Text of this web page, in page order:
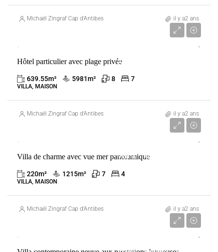
Michaël Zingraf Cap d’Antibes il y a2 ans
VENTE
Hôtel particulier avec plage privée
639.55m² 5981m² 8 7
VILLA, MAISON
Michaël Zingraf Cap d’Antibes il y a2 ans
VENTE ANTIBES
Villa de charme avec vue mer panoramique
220m² 1215m² 7 4
VILLA, MAISON
Michaël Zingraf Cap d’Antibes il y a2 ans